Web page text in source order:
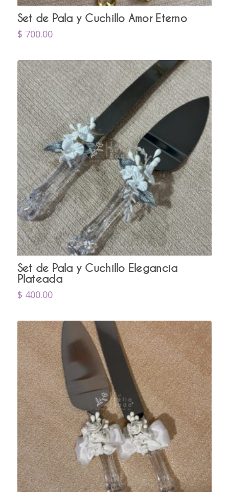
Set de Pala y Cuchillo Amor Eterno
$ 700.00
Set de Pala y Cuchillo Elegancia
Plateada
$ 400.00